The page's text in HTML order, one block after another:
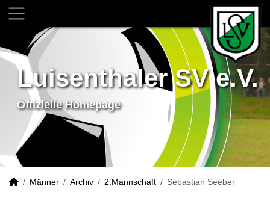
Luisenthaler SV e.V.
Offizielle Homepage
Männer Archiv 2.Mannschaft Sebastian Seeber